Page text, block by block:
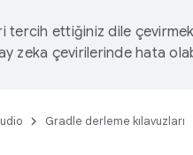
tercih ettiğiniz dile
zeka çevirilerinde hata
Gradle derleme kılavuzları